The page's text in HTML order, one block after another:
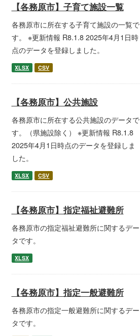
【各務原市】子育て施設一覧
各務原市に所在する子育て施設の一覧で
す。 ※更新情報 R8.1.8 2025年4月1日時
点のデータを登録しました。
XLSX CSV
【各務原市】公共施設
各務原市に所在する公共施設のデータで
す。（県施設除く） ※更新情報 R8.1.8
2025年4月1日時点のデータを登録しま
した。
XLSX CSV
【各務原市】指定福祉避難所
各務原市の指定福祉避難所に関するデー
タです。
XLSX
【各務原市】指定一般避難所
各務原市の指定一般避難所に関するデー
タです。